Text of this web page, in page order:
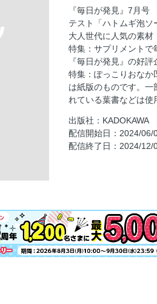
特集：梅雨時のダ
暮らし
m.polku（エムポ
特集：大人世代
ファッション
特集：大人世代が
インナー
暮らし
今月のお役立ち
古着ボックス、台
着物ボックス
『毎日が発見』7月
テスト「ハトムギ泡ソ
大人世代に人気の素
特集：サプリメントで
『毎日が発見』の好
特集：ぽっこりおな
は紙版のものです。一
れている葉書などは使
出版社：KADOKAWA
配信開始日：2024/06/
配信終了日：2024/12/